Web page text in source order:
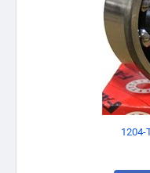
1204-